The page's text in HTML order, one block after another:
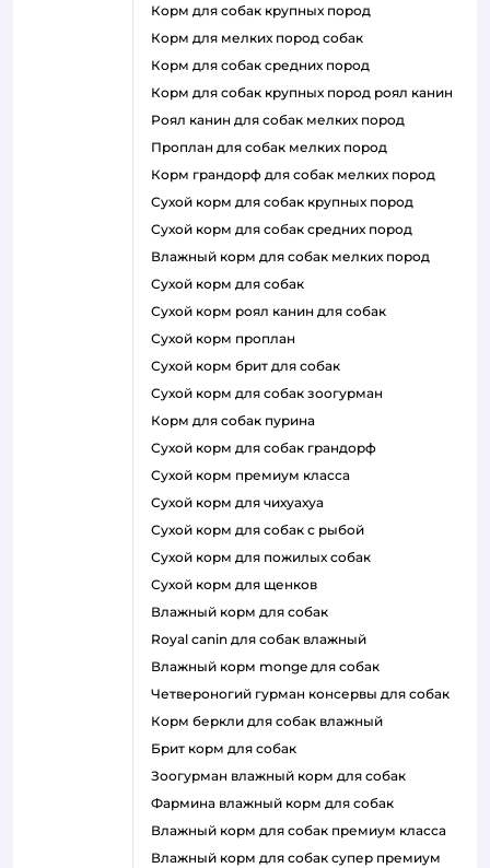
корм для собак крупных пород
корм для мелких пород собак
корм для собак средних пород
корм для собак крупных пород роял канин
роял канин для собак мелких пород
проплан для собак мелких пород
корм грандорф для собак мелких пород
сухой корм для собак крупных пород
сухой корм для собак средних пород
влажный корм для собак мелких пород
сухой корм для собак
сухой корм роял канин для собак
сухой корм проплан
сухой корм брит для собак
сухой корм для собак зоогурман
корм для собак пурина
сухой корм для собак грандорф
сухой корм премиум класса
сухой корм для чихуахуа
сухой корм для собак с рыбой
сухой корм для пожилых собак
сухой корм для щенков
влажный корм для собак
royal canin для собак влажный
влажный корм monge для собак
четвероногий гурман консервы для собак
корм беркли для собак влажный
брит корм для собак
зоогурман влажный корм для собак
фармина влажный корм для собак
влажный корм для собак премиум класса
влажный корм для собак супер премиум